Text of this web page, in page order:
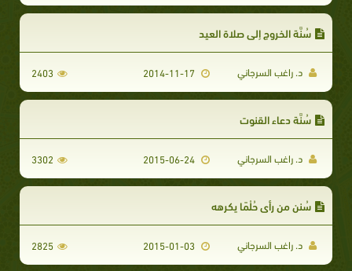
سُنَّة الخروج إلى صلاة العيد
د. راغب السرجاني 2403
سُنَّة دعاء القنوت
د. راغب السرجاني 2015-06-24
3302
سُنن من رأى حُلْمًا يكرهه
د. راغب السرجاني 2015-01-03
2825